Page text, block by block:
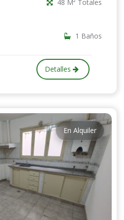
48 M² Totales
1 Baños
Detalles
En Alquiler